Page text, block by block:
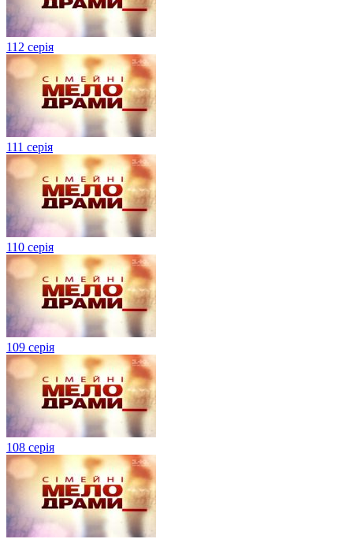
112 серія
111 серія
110 серія
109 серія
108 серія